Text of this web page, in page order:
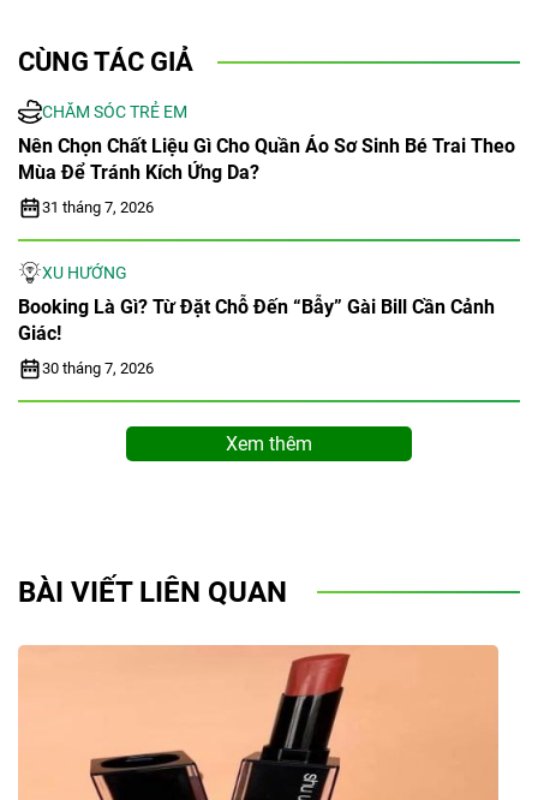
CÙNG TÁC GIẢ
CHĂM SÓC TRẺ EM
Nên Chọn Chất Liệu Gì Cho Quần Áo Sơ Sinh Bé Trai Theo
Mùa Để Tránh Kích Ứng Da?
31 tháng 7, 2026
XU HƯỚNG
Booking Là Gì? Từ Đặt Chỗ Đến “bẫy” Gài Bill Cần Cảnh
Giác!
30 tháng 7, 2026
Xem thêm
BÀI VIẾT LIÊN QUAN